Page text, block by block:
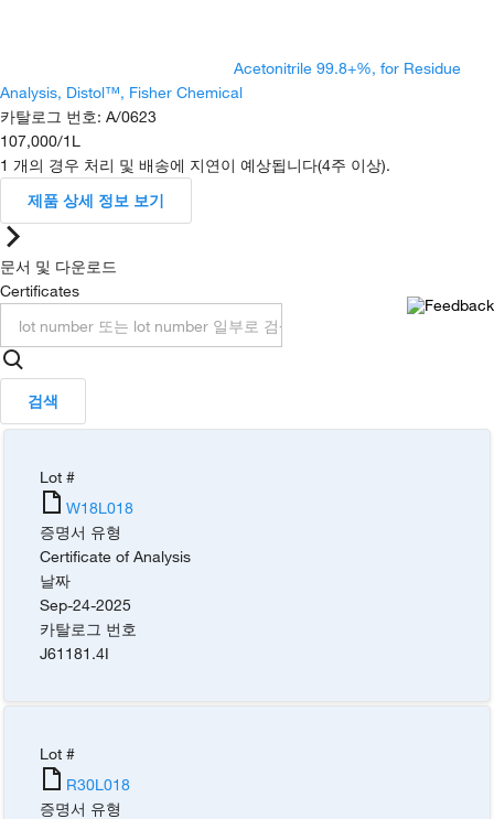
Acetonitrile 99.8+%, for Residue
Analysis, Distol™, Fisher Chemical
카탈로그 번호: A/0623
107,000/1L
1 개의 경우 처리 및 배송에 지연이 예상됩니다(4주 이상).
제품 상세 정보 보기
문서 및 다운로드
Certificates
검색
Lot #
W18L018
증명서 유형
Certificate of Analysis
날짜
Sep-24-2025
카탈로그 번호
J61181.4I
Lot #
R30L018
증명서 유형